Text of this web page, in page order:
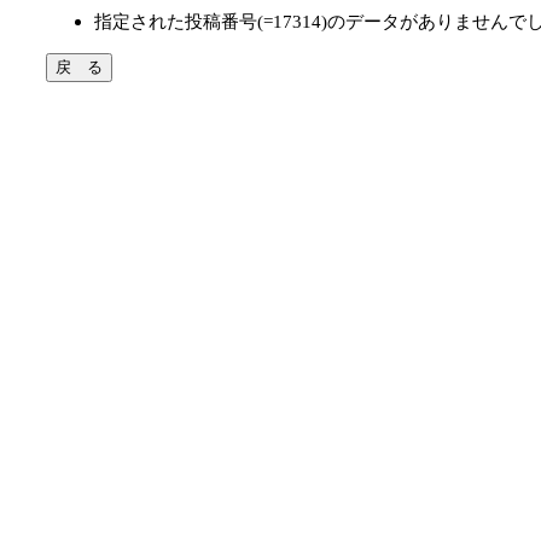
指定された投稿番号(=17314)のデータがありませんで